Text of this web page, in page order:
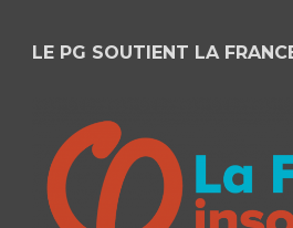
LE PG SOUTIENT LA